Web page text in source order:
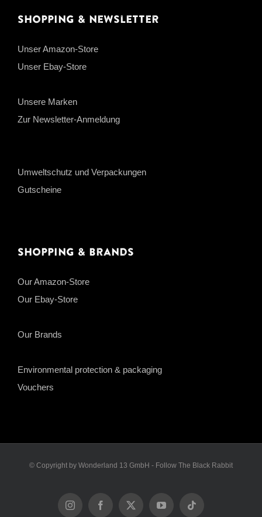
Shopping & Newsletter
Unser Amazon-Store
Unser Ebay-Store
Unsere Marken
Zur Newsletter-Anmeldung
Umweltschutz und Verpackungen
Gutscheine
Shopping & Brands
Our Amazon-Store
Our Ebay-Store
Our Brands
Environmental protection & packaging
Vouchers
© Copyright by Wonderland 13 GmbH - Follow The Black Rabbit
InstagramFacebook
X YouTubeTiktok